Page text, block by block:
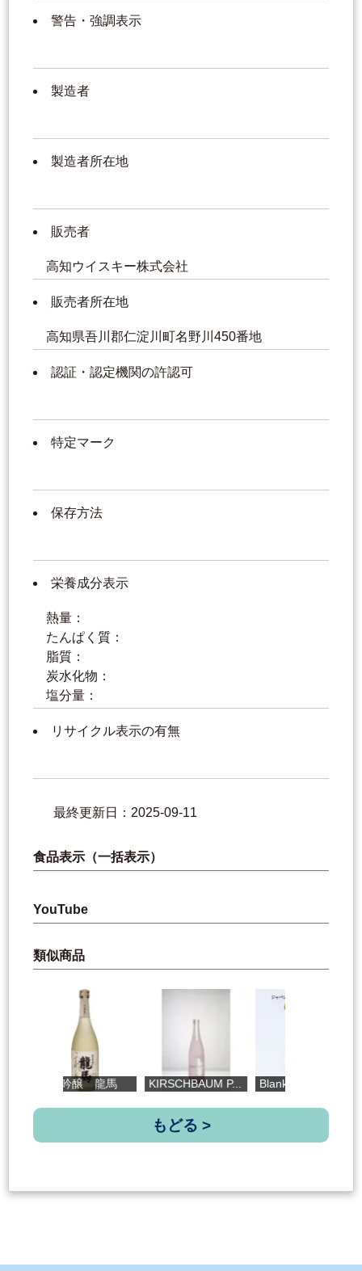
警告・強調表示
製造者
製造者所在地
販売者
高知ウイスキー株式会社
販売者所在地
高知県吾川郡仁淀川町名野川450番地
認証・認定機関の許認可
特定マーク
保存方法
栄養成分表示
熱量：
たんぱく質：
脂質：
炭水化物：
塩分量：
リサイクル表示の有無
最終更新日：2025-09-11
食品表示（一括表示）
YouTube
類似商品
純米吟醸 龍馬 KIRSCHBAUM P... Blank Log Bo...
もどる >